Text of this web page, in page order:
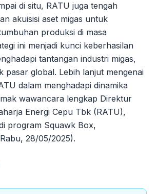
di situ, RATU juga tengah
akuisisi aset migas untuk
produksi di masa
ini menjadi kunci keberhasilan
tantangan industri migas,
pasar global. Lebih lanjut mengenai
dalam menghadapi dinamika
wawancara lengkap Direktur
Energi Cepu Tbk (RATU),
program Squawk Box,
28/05/2025).